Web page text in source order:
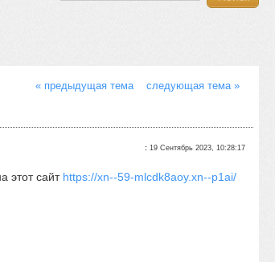
« предыдущая тема следующая тема »
:19 Сентябрь 2023, 10:28:17
этот сайт https://xn--59-mlcdk8aoy.xn--p1ai/